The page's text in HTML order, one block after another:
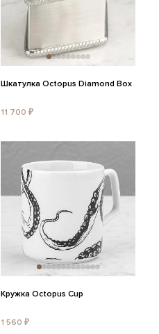
Шкатулка Octopus Diamond Box
11 700 ₽
Кружка Octopus Cup
1 560 ₽